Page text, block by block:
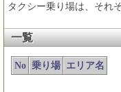
タクシー乗り場は、それ
一覧
No 乗り場 エリア名